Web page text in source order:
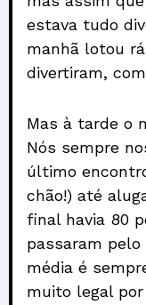
estava tudo
manhã lotou
divertiram,
Mas à tarde o
Nós sempre
último
chão!) até
final havia 80
passaram
média é
muito legal